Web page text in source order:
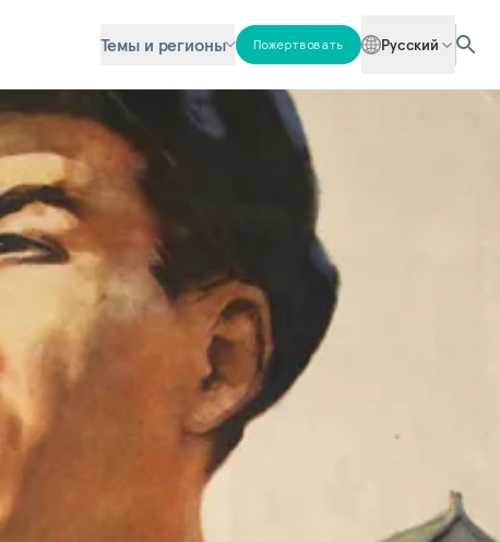
Темы и регионы Пожертвовать Русский